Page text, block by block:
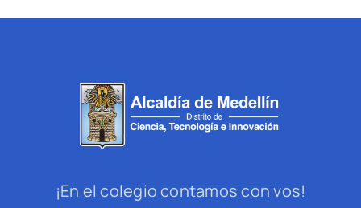
¡En el colegio contamos con vos!